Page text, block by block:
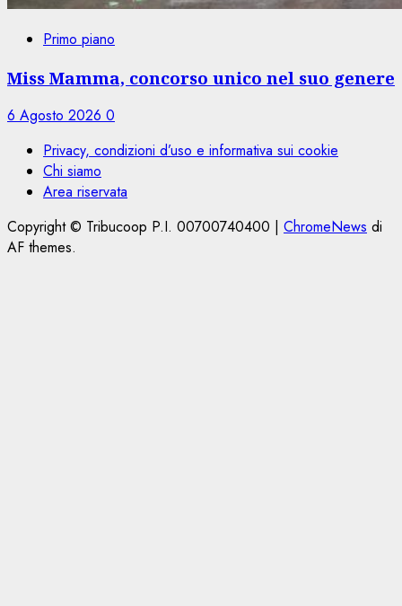
Primo piano
Miss Mamma, concorso unico nel suo genere
6 Agosto 2026 0
Privacy, condizioni d’uso e informativa sui cookie
Chi siamo
Area riservata
Copyright © Tribucoop P.I. 00700740400 | ChromeNews di
AF themes.